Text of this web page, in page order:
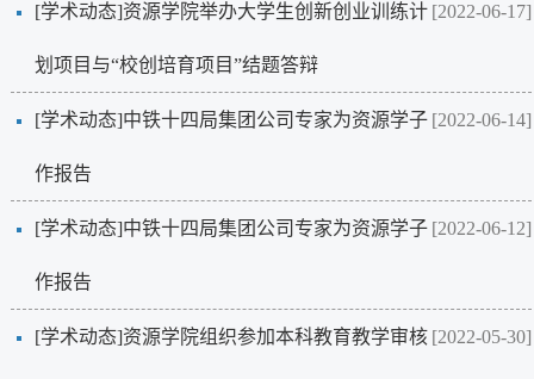
[2022-06-17]
[学术动态]资源学院举办大学生创新创业训练计
划项目与“校创培育项目”结题答辩
[2022-06-14]
[学术动态]中铁十四局集团公司专家为资源学子
作报告
[2022-06-12]
[学术动态]中铁十四局集团公司专家为资源学子
作报告
[2022-05-30]
[学术动态]资源学院组织参加本科教育教学审核